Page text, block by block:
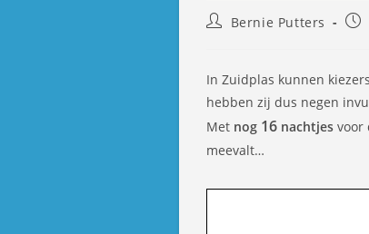
BerichtBernie Putters
In Zuidplas kunnen
hebben zij dus negen
Met nog 16 nachtjes voor
meevalt…